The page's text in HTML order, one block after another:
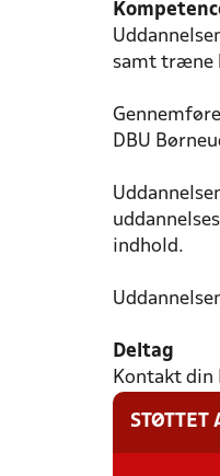
samt træne
DBU
indhold.
Deltag
Kontakt din
STØTTET